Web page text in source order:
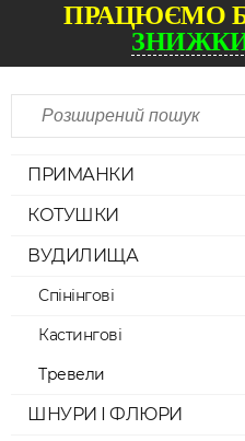
ПРАЦЮЄМО
ЗНИЖКИ
ПРИМАНКИ
КОТУШКИ
ВУДИЛИЩА
Спінінгові
Кастингові
Тревели
ШНУРИ І ФЛЮРИ